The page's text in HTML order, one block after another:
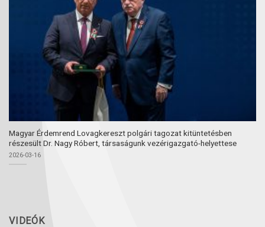
Magyar Érdemrend Lovagkereszt polgári tagozat kitüntetésben
részesült Dr. Nagy Róbert, társaságunk vezérigazgató-helyettese
2026-03-16
VIDEÓK